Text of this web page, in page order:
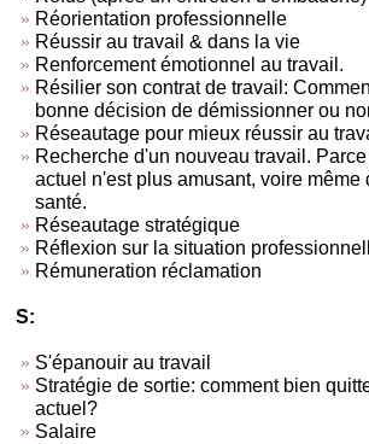
Réorientation professionnelle
Réussir au travail & dans la vie
Renforcement émotionnel au travail.
Résilier son contrat de travail:
bonne décision de démissionner ou
Réseautage pour mieux réussir au
Recherche d'un nouveau travail. Parce
actuel n'est plus amusant, voire même
santé.
Réseautage stratégique
Réflexion sur la situation
Rémuneration réclamation
S:
S'épanouir au travail
Stratégie de sortie: comment bien
actuel?
Salaire